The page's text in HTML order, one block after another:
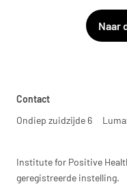
Naar
Contact
Ondiep zuidzijde 6
Institute for Positive
geregistreerde instelling.